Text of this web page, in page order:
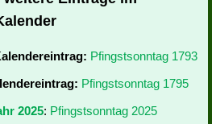
Pfingstsonntag 1793
Pfingstsonntag 1795
2025: Pfingstsonntag 2025